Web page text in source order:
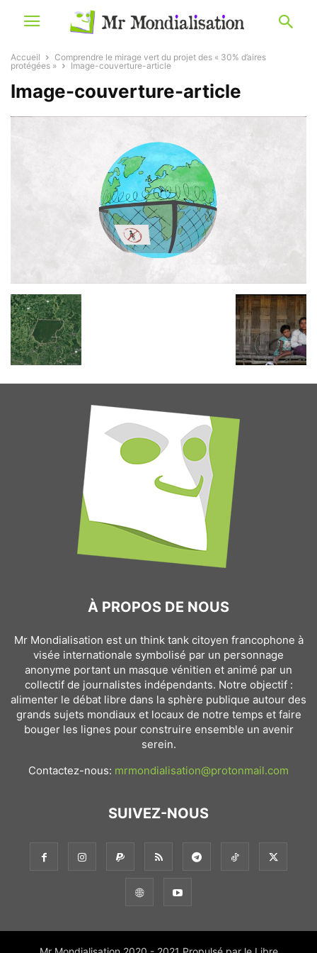
Accueil
Comprendre le mirage vert du projet des « 30% d’aires
protégées »
Image-couverture-article
Image-couverture-article
À PROPOS DE NOUS
Mr Mondialisation est un think tank citoyen francophone à
visée internationale symbolisé par un personnage
anonyme portant un masque vénitien et animé par un
collectif de journalistes indépendants. Notre objectif :
alimenter le débat libre dans la sphère publique autour des
grands sujets mondiaux et locaux de notre temps et faire
bouger les lignes pour construire ensemble un avenir
serein.
Contactez-nous: mrmondialisation@protonmail.com
SUIVEZ-NOUS